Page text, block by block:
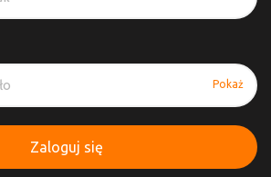
Pokaż
Zaloguj się